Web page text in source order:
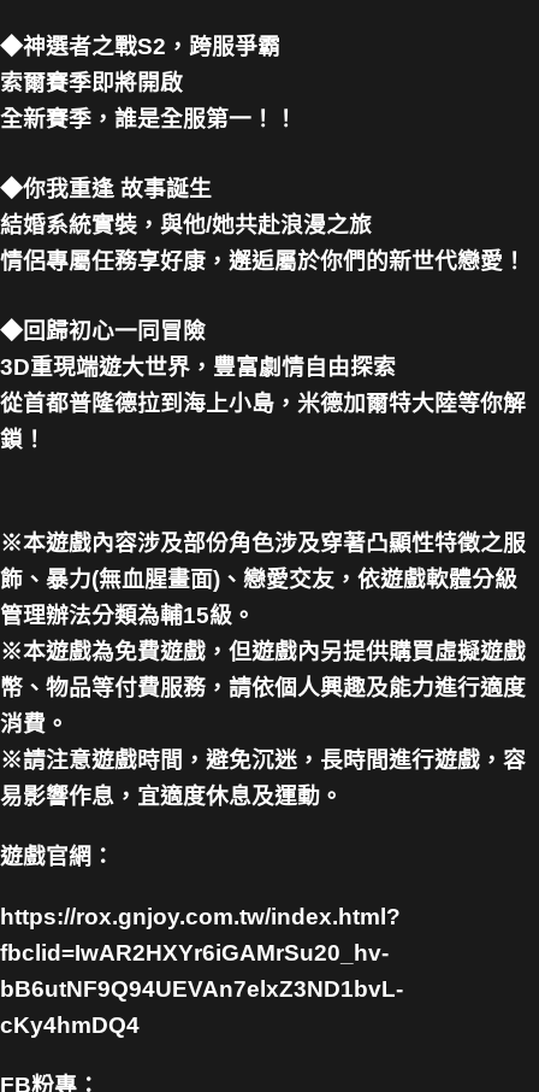
◆神選者之戰S2，跨服爭霸
索爾賽季即將開啟
全新賽季，誰是全服第一！！
◆你我重逢 故事誕生
結婚系統實裝，與他/她共赴浪漫之旅
情侶專屬任務享好康，邂逅屬於你們的新世代戀愛！
◆回歸初心一同冒險
3D重現端遊大世界，豐富劇情自由探索
從首都普隆德拉到海上小島，米德加爾特大陸等你解
鎖！
※本遊戲內容涉及部份角色涉及穿著凸顯性特徵之服
飾、暴力(無血腥畫面)、戀愛交友，依遊戲軟體分級
管理辦法分類為輔15級。
※本遊戲為免費遊戲，但遊戲內另提供購買虛擬遊戲
幣、物品等付費服務，請依個人興趣及能力進行適度
消費。
※請注意遊戲時間，避免沉迷，長時間進行遊戲，容
易影響作息，宜適度休息及運動。
遊戲官網：
https://rox.gnjoy.com.tw/index.html?
fbclid=IwAR2HXYr6iGAMrSu20_hv-
bB6utNF9Q94UEVAn7elxZ3ND1bvL-
cKy4hmDQ4
FB粉專：